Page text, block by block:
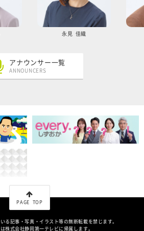
永見 佳織
アナウンサー一覧
ANNOUNCERS
PAGE TOP
る記事・写真・イラスト等の無断転載を禁じます。
株式会社静岡第一テレビに帰属します。